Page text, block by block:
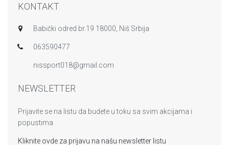
KONTAKT
Babički odred br.19 18000, Niš Srbija
063590477
nissport018@gmail.com
NEWSLETTER
Prijavite se na listu da budete u toku sa svim akcijama i
popustima
Kliknite ovde za prijavu na našu newsletter listu